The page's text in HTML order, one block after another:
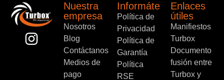
Nuestra
empresa
Nosotros
Blog
Contáctanos
Medios de
pago
Informáte
Política de
Privacidad
Política de
Garantía
Política
RSE
Enlaces
útiles
Manifiestos
Turbox
Documento
fusión entre
Turbox y